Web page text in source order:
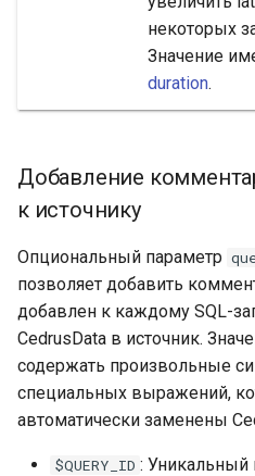
некоторых
Значение
duration.
Добавление
к источнику
Опциональный параметр
позволяет добавить
добавлен к каждому SQL-
CedrusData в источник.
содержать произвольные
специальных выражений,
автоматически заменены
$QUERY_ID : Уникальный